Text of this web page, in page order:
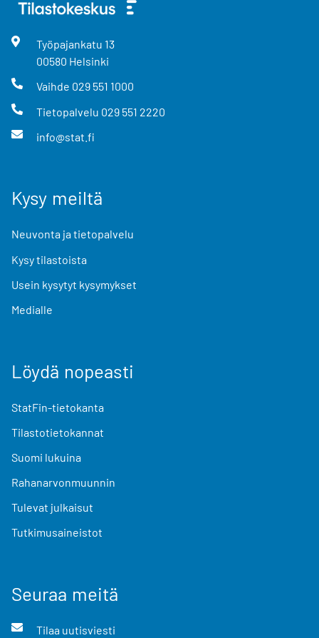
Työpajankatu 13
00580 Helsinki
Vaihde 029 551 1000
Tietopalvelu 029 551 2220
info@stat.fi
Kysy meiltä
Neuvonta ja tietopalvelu
Kysy tilastoista
Usein kysytyt kysymykset
Medialle
Löydä nopeasti
StatFin-tietokanta
Tilastotietokannat
Suomi lukuina
Rahanarvonmuunnin
Tulevat julkaisut
Tutkimusaineistot
Seuraa meitä
Tilaa uutisviesti